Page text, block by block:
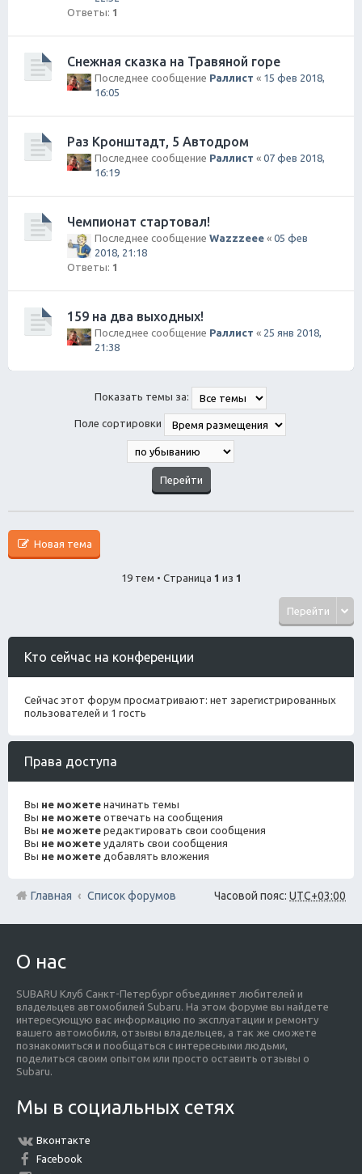
Ответы: 1
Снежная сказка на Травяной горе
Последнее сообщение Раллист « 15 фев 2018,
16:05
Раз Кронштадт, 5 Автодром
Последнее сообщение Раллист « 07 фев 2018,
16:19
Чемпионат стартовал!
Последнее сообщение Wazzzeee « 05 фев
2018, 21:18
Ответы: 1
159 на два выходных!
Последнее сообщение Раллист « 25 янв 2018,
21:38
Показать темы за:
Поле сортировки
Новая тема
19 тем • Страница 1 из 1
Перейти
Кто сейчас на конференции
Сейчас этот форум просматривают: нет зарегистрированных
пользователей и 1 гость
Права доступа
Вы не можете начинать темы
Вы не можете отвечать на сообщения
Вы не можете редактировать свои сообщения
Вы не можете удалять свои сообщения
Вы не можете добавлять вложения
Часовой пояс: UTC+03:00
Главная Список форумов
О нас
SUBARU Клуб Санкт-Петербург объединяет любителей и
владельцев автомобилей Subaru. На этом форуме вы найдете
интересующую вас информацию по эксплуатации и ремонту
вашего автомобиля, отзывы владельцев, а так же сможете
познакомиться и пообщаться с интересными людьми,
поделиться своим опытом или просто оставить отзывы о
Subaru.
Мы в социальных сетях
Вконтакте
Facebook